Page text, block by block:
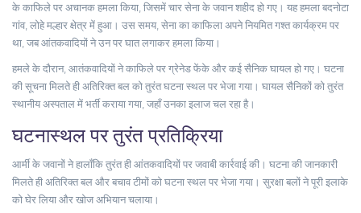
के काफिले पर अचानक हमला किया, जिसमें चार सेना के जवान शहीद हो गए। यह हमला बदनोटा
गांव, लोहे मल्हार क्षेत्र में हुआ। उस समय, सेना का काफिला अपने नियमित गश्त कार्यक्रम पर
था, जब आंतकवादियों ने उन पर घात लगाकर हमला किया।
हमले के दौरान, आतंकवादियों ने काफिले पर ग्रेनेड फेंके और कई सैनिक घायल हो गए। घटना
की सूचना मिलते ही अतिरिक्त बल को तुरंत घटना स्थल पर भेजा गया। घायल सैनिकों को तुरंत
स्थानीय अस्पताल में भर्ती कराया गया, जहाँ उनका इलाज चल रहा है।
घटनास्थल पर तुरंत प्रतिक्रिया
आर्मी के जवानों ने हालाँकि तुरंत ही आंतकवादियों पर जवाबी कार्रवाई की। घटना की जानकारी
मिलते ही अतिरिक्त बल और बचाव टीमों को घटना स्थल पर भेजा गया। सुरक्षा बलों ने पूरी इलाके
को घेर लिया और खोज अभियान चलाया।